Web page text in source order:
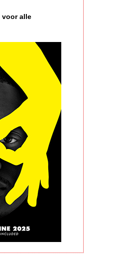
voor alle